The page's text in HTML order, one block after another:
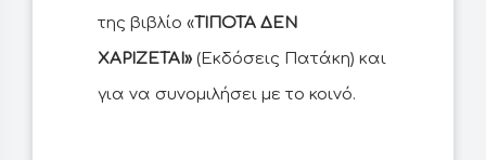
της βιβλίο «ΤΙΠΟΤΑ ΔΕΝ
ΧΑΡΙΖΕΤΑΙ» (Εκδόσεις Πατάκη) και
για να συνομιλήσει με το κοινό.